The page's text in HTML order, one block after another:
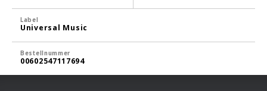
Label
Universal Music
Bestellnummer
00602547117694